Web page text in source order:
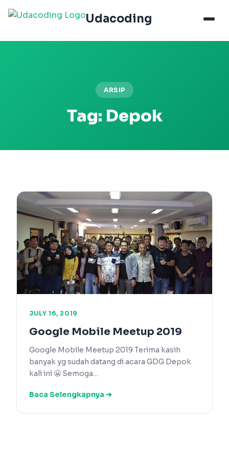
Udacoding
ARSIP
Tag: Depok
JULY 16, 2019
Google Mobile Meetup 2019
Google Mobile Meetup 2019 Terima kasih
banyak yg sudah datang di acara GDG Depok
kali ini 😬 Semoga…
Baca Selengkapnya ➔